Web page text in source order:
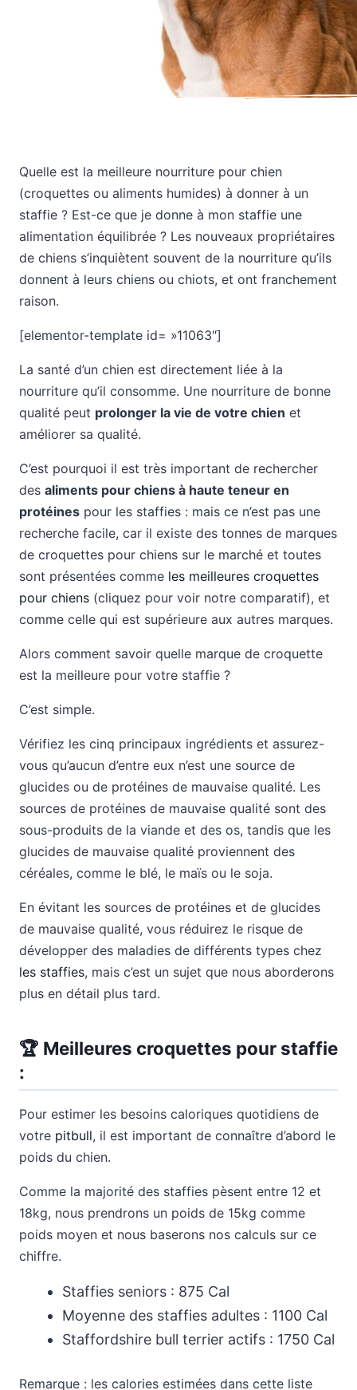
Quelle est la meilleure nourriture pour chien
(croquettes ou aliments humides) à donner à un
staffie ? Est-ce que je donne à mon staffie une
alimentation équilibrée ? Les nouveaux propriétaires
de chiens s’inquiètent souvent de la nourriture qu’ils
donnent à leurs chiens ou chiots, et ont franchement
raison.
[elementor-template id= »11063″]
La santé d’un chien est directement liée à la
nourriture qu’il consomme. Une nourriture de bonne
qualité peut prolonger la vie de votre chien et
améliorer sa qualité.
C’est pourquoi il est très important de rechercher
des aliments pour chiens à haute teneur en
protéines pour les staffies : mais ce n’est pas une
recherche facile, car il existe des tonnes de marques
de croquettes pour chiens sur le marché et toutes
sont présentées comme les meilleures croquettes
pour chiens (cliquez pour voir notre comparatif), et
comme celle qui est supérieure aux autres marques.
Alors comment savoir quelle marque de croquette
est la meilleure pour votre staffie ?
C’est simple.
Vérifiez les cinq principaux ingrédients et assurez-
vous qu’aucun d’entre eux n’est une source de
glucides ou de protéines de mauvaise qualité. Les
sources de protéines de mauvaise qualité sont des
sous-produits de la viande et des os, tandis que les
glucides de mauvaise qualité proviennent des
céréales, comme le blé, le maïs ou le soja.
En évitant les sources de protéines et de glucides
de mauvaise qualité, vous réduirez le risque de
développer des maladies de différents types chez
les staffies, mais c’est un sujet que nous aborderons
plus en détail plus tard.
🏆 Meilleures croquettes pour staffie
:
Pour estimer les besoins caloriques quotidiens de
votre pitbull, il est important de connaître d’abord le
poids du chien.
Comme la majorité des staffies pèsent entre 12 et
18kg, nous prendrons un poids de 15kg comme
poids moyen et nous baserons nos calculs sur ce
chiffre.
Staffies seniors : 875 Cal
Moyenne des staffies adultes : 1100 Cal
Staffordshire bull terrier actifs : 1750 Cal
Remarque : les calories estimées dans cette liste